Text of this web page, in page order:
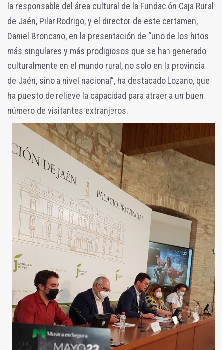
la responsable del área cultural de la Fundación Caja Rural
de Jaén, Pilar Rodrigo, y el director de este certamen,
Daniel Broncano, en la presentación de “uno de los hitos
más singulares y más prodigiosos que se han generado
culturalmente en el mundo rural, no solo en la provincia
de Jaén, sino a nivel nacional”, ha destacado Lozano, que
ha puesto de relieve la capacidad para atraer a un buen
número de visitantes extranjeros.